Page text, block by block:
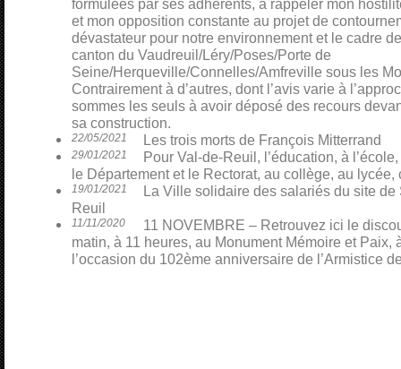
formulées par ses adhérents, à rappeler mon
et mon opposition constante au projet de
dévastateur pour notre environnement et le cadre
canton du Vaudreuil/Léry/Poses/Porte de
Seine/Herqueville/Connelles/Amfreville sous les
Contrairement à d’autres, dont l’avis varie à
sommes les seuls à avoir déposé des recours
sa construction.
22/05/2021 Les trois morts de François Mitterrand
29/01/2021
Pour Val-de-Reuil, l’éducation, à
le Département et le Rectorat, au collège, au lycée,
19/01/2021
La Ville solidaire des salariés du site de
Reuil
11/11/2020
11 NOVEMBRE – Retrouvez ici le
matin, à 11 heures, au Monument Mémoire et Paix,
l’occasion du 102ème anniversaire de l’Armistice